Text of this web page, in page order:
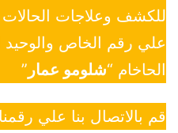
للكشف وعلاجات
علي رقم الخاص والوحيد
الحاخام “شلومو عمار ”
قم بالاتصال بنا علي